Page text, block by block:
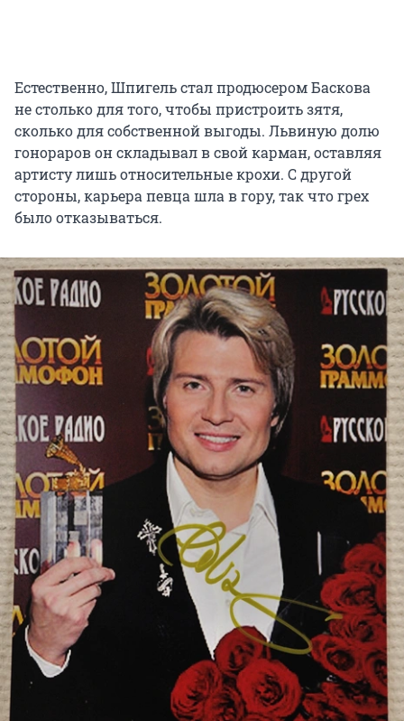
Естественно, Шпигель стал продюсером Баскова
не столько для того, чтобы пристроить зятя,
сколько для собственной выгоды. Львиную долю
гонораров он складывал в свой карман, оставляя
артисту лишь относительные крохи. С другой
стороны, карьера певца шла в гору, так что грех
было отказываться.